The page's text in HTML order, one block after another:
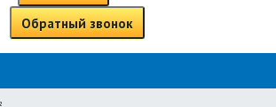
Обратный звонок